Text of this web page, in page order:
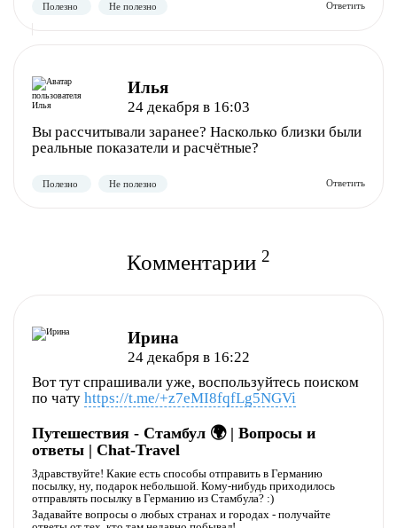
Полезно Не полезно
Не полезно
Илья
24 декабря в 16:03
Вы рассчитывали заранее? Насколько близки были
реальные показатели и расчётные?
Комментарии 2
Ирина
24 декабря в 16:22
Вот тут спрашивали уже, воспользуйтесь поиском
по чату https://t.me/+z7eMI8fqfLg5NGVi
Путешествия - Стамбул 🌍 | Вопросы и
ответы | Chat-Travel
Здравствуйте! Какие есть способы отправить в Германию
посылку, ну, подарок небольшой. Кому-нибудь приходилось
отправлять посылку в Германию из Стамбула? :)
Задавайте вопросы о любых странах и городах - получайте